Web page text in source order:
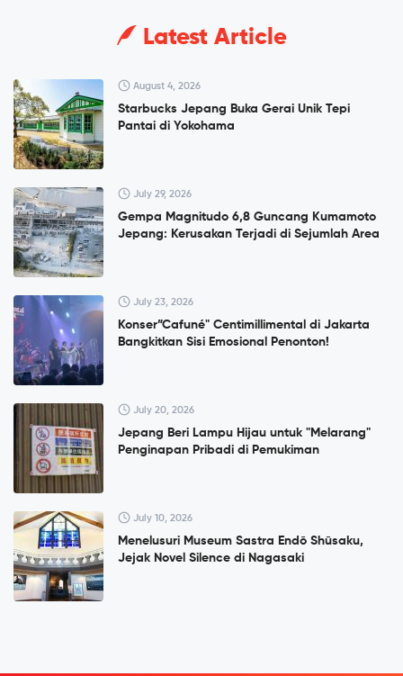
Latest Article
August 4, 2026
Starbucks Jepang Buka Gerai Unik Tepi
Pantai di Yokohama
July 29, 2026
Gempa Magnitudo 6,8 Guncang Kumamoto
Jepang: Kerusakan Terjadi di Sejumlah Area
July 23, 2026
Konser”Cafuné" Centimillimental di Jakarta
Bangkitkan Sisi Emosional Penonton!
July 20, 2026
Jepang Beri Lampu Hijau untuk "Melarang"
Penginapan Pribadi di Pemukiman
July 10, 2026
Menelusuri Museum Sastra Endō Shūsaku,
Jejak Novel Silence di Nagasaki